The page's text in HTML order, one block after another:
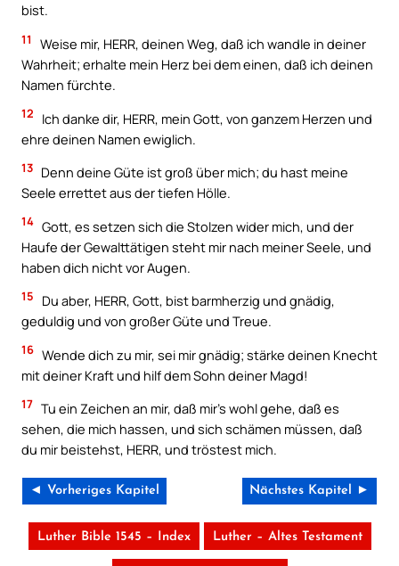
bist.
11
Weise mir, HERR, deinen Weg, daß ich wandle in deiner
Wahrheit; erhalte mein Herz bei dem einen, daß ich deinen
Namen fürchte.
12
Ich danke dir, HERR, mein Gott, von ganzem Herzen und
ehre deinen Namen ewiglich.
13 Denn deine Güte ist groß über mich; du hast meine
Seele errettet aus der tiefen Hölle.
14 Gott, es setzen sich die Stolzen wider mich, und der
Haufe der Gewalttätigen steht mir nach meiner Seele, und
haben dich nicht vor Augen.
15
Du aber, HERR, Gott, bist barmherzig und gnädig,
geduldig und von großer Güte und Treue.
16 Wende dich zu mir, sei mir gnädig; stärke deinen Knecht
mit deiner Kraft und hilf dem Sohn deiner Magd!
17 Tu ein Zeichen an mir, daß mir’s wohl gehe, daß es
sehen, die mich hassen, und sich schämen müssen, daß
du mir beistehst, HERR, und tröstest mich.
◄ Vorheriges Kapitel Nächstes Kapitel ►
Luther Bible 1545 – Index Luther – Altes Testament